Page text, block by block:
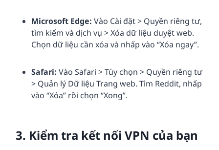
Microsoft Edge: Vào Cài đặt > Quyền riêng tư,
tìm kiếm và dịch vụ > Xóa dữ liệu duyệt web.
Chọn dữ liệu cần xóa và nhấp vào “Xóa ngay”.
Safari: Vào Safari > Tùy chọn > Quyền riêng tư
> Quản lý Dữ liệu Trang web. Tìm Reddit, nhấp
vào “Xóa” rồi chọn “Xong”.
3. Kiểm tra kết nối VPN của bạn